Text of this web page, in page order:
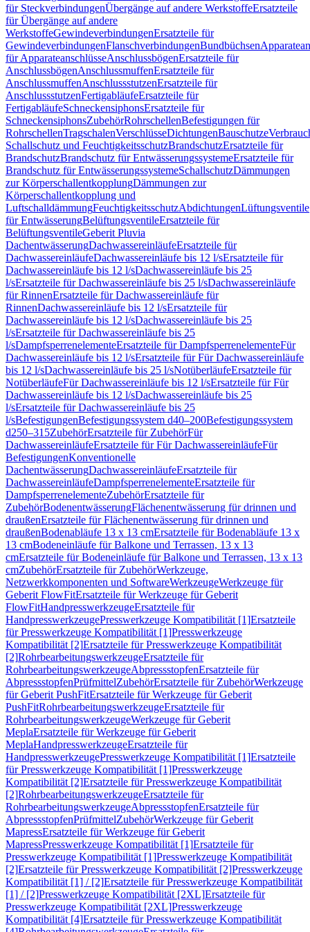
für SteckverbindungenÜbergänge auf andere WerkstoffeErsatzteile
für Übergänge auf andere
WerkstoffeGewindeverbindungenErsatzteile für
GewindeverbindungenFlanschverbindungenBundbüchsen
für ApparateanschlüsseAnschlussbögenErsatzteile für
AnschlussbögenAnschlussmuffenErsatzteile für
AnschlussmuffenAnschlussstutzenErsatzteile für
AnschlussstutzenFertigabläufeErsatzteile für
FertigabläufeSchneckensiphonsErsatzteile für
SchneckensiphonsZubehörRohrschellenBefestigungen für
RohrschellenTragschalenVerschlüsseDichtungenBauschutze
Schallschutz und FeuchtigkeitsschutzBrandschutzErsatzteile für
BrandschutzBrandschutz für EntwässerungssystemeErsatzteile für
Brandschutz für EntwässerungssystemeSchallschutzDämmungen
zur KörperschallentkopplungDämmungen zur
Körperschallentkopplung und
LuftschalldämmungFeuchtigkeitsschutzAbdichtungenLüftungsventile
für EntwässerungBelüftungsventileErsatzteile für
BelüftungsventileGeberit Pluvia
DachentwässerungDachwassereinläufeErsatzteile für
DachwassereinläufeDachwassereinläufe bis 12 l/sErsatzteile für
Dachwassereinläufe bis 12 l/sDachwassereinläufe bis 25
l/sErsatzteile für Dachwassereinläufe bis 25 l/sDachwassereinläufe
für RinnenErsatzteile für Dachwassereinläufe für
RinnenDachwassereinläufe bis 12 l/sErsatzteile für
Dachwassereinläufe bis 12 l/sDachwassereinläufe bis 25
l/sErsatzteile für Dachwassereinläufe bis 25
l/sDampfsperrenelementeErsatzteile für DampfsperrenelementeFür
Dachwassereinläufe bis 12 l/sErsatzteile für Für Dachwassereinläufe
bis 12 l/sDachwassereinläufe bis 25 l/sNotüberläufeErsatzteile für
NotüberläufeFür Dachwassereinläufe bis 12 l/sErsatzteile für Für
Dachwassereinläufe bis 12 l/sDachwassereinläufe bis 25
l/sErsatzteile für Dachwassereinläufe bis 25
l/sBefestigungenBefestigungssystem d40–200Befestigungssystem
d250–315ZubehörErsatzteile für ZubehörFür
DachwassereinläufeErsatzteile für Für DachwassereinläufeFür
BefestigungenKonventionelle
DachentwässerungDachwassereinläufeErsatzteile für
DachwassereinläufeDampfsperrenelementeErsatzteile für
DampfsperrenelementeZubehörErsatzteile für
ZubehörBodenentwässerungFlächenentwässerung für drinnen und
draußenErsatzteile für Flächenentwässerung für drinnen und
draußenBodenabläufe 13 x 13 cmErsatzteile für Bodenabläufe 13 x
13 cmBodeneinläufe für Balkone und Terrassen, 13 x 13
cmErsatzteile für Bodeneinläufe für Balkone und Terrassen, 13 x 13
cmZubehörErsatzteile für ZubehörWerkzeuge,
Netzwerkkomponenten und SoftwareWerkzeugeWerkzeuge für
Geberit FlowFitErsatzteile für Werkzeuge für Geberit
FlowFitHandpresswerkzeugeErsatzteile für
HandpresswerkzeugePresswerkzeuge Kompatibilität [1]Ersatzteile
für Presswerkzeuge Kompatibilität [1]Presswerkzeuge
Kompatibilität [2]Ersatzteile für Presswerkzeuge Kompatibilität
[2]RohrbearbeitungswerkzeugeErsatzteile für
RohrbearbeitungswerkzeugeAbpressstopfenErsatzteile für
AbpressstopfenPrüfmittelZubehörErsatzteile für ZubehörWerkzeuge
für Geberit PushFitErsatzteile für Werkzeuge für Geberit
PushFitRohrbearbeitungswerkzeugeErsatzteile für
RohrbearbeitungswerkzeugeWerkzeuge für Geberit
MeplaErsatzteile für Werkzeuge für Geberit
MeplaHandpresswerkzeugeErsatzteile für
HandpresswerkzeugePresswerkzeuge Kompatibilität [1]Ersatzteile
für Presswerkzeuge Kompatibilität [1]Presswerkzeuge
Kompatibilität [2]Ersatzteile für Presswerkzeuge Kompatibilität
[2]RohrbearbeitungswerkzeugeErsatzteile für
RohrbearbeitungswerkzeugeAbpressstopfenErsatzteile für
AbpressstopfenPrüfmittelZubehörWerkzeuge für Geberit
MapressErsatzteile für Werkzeuge für Geberit
MapressPresswerkzeuge Kompatibilität [1]Ersatzteile für
Presswerkzeuge Kompatibilität [1]Presswerkzeuge Kompatibilität
[2]Ersatzteile für Presswerkzeuge Kompatibilität [2]Presswerkzeuge
Kompatibilität [1] / [2]Ersatzteile für Presswerkzeuge Kompatibilität
[1] / [2]Presswerkzeuge Kompatibilität [2XL]Ersatzteile für
Presswerkzeuge Kompatibilität [2XL]Presswerkzeuge
Kompatibilität [4]Ersatzteile für Presswerkzeuge Kompatibilität